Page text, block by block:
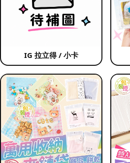
IG 拉立得 / 小卡